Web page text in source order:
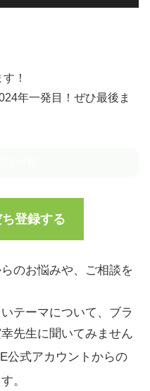
！
年一発目！ぜひ最後ま
登録する
のお悩みや、ご相談を
テーマについて、ブラ
先生に聞いてみません
公式アカウントからの
。